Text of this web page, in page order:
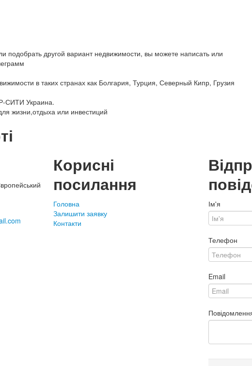
подобрать другой вариант недвижимости, вы можете написать или
в таких странах как Болгария, Турция, Северный Кипр, Грузия
СИТИ Украина.
жизни,отдыха или инвестиций
Корисні
посилання
Головна
Залишити заявку
Контакти
Ім'я
Телефон
Email